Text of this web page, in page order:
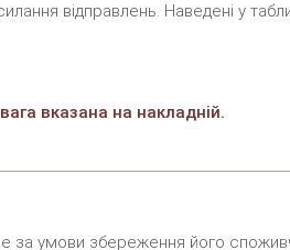
відправлень. Наведені у
вказана на накладній.
за умови збереження його